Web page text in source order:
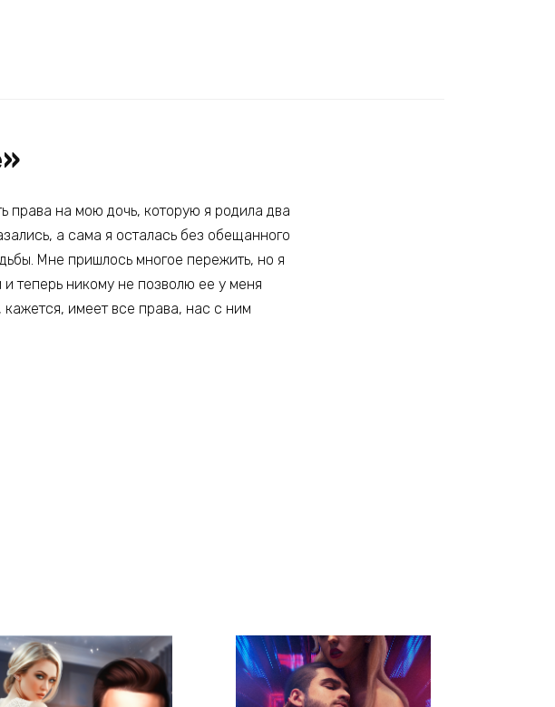
права на мою дочь, которую я родила два
а сама я осталась без обещанного
Мне пришлось многое пережить, но я
теперь никому не позволю ее у меня
кажется, имеет все права, нас с ним